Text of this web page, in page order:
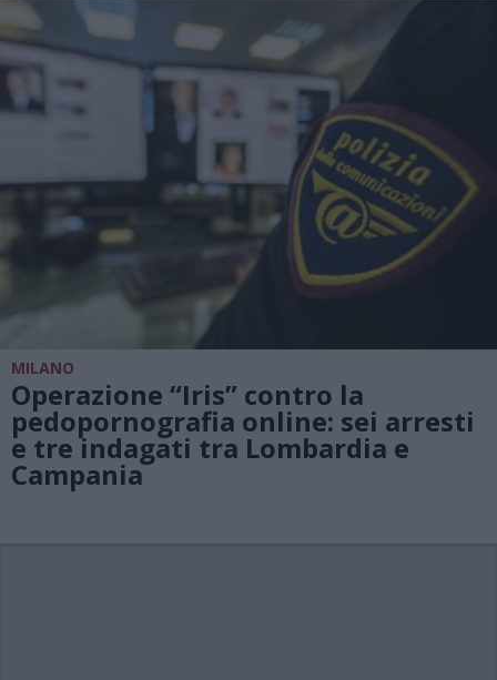
MILANO
Operazione “Iris” contro la
pedopornografia online: sei arresti
e tre indagati tra Lombardia e
Campania